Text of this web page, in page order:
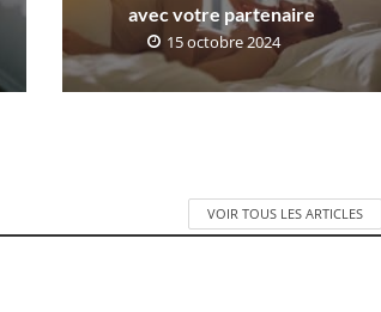
avec votre partenaire
15 octobre 2024
VOIR TOUS LES ARTICLES